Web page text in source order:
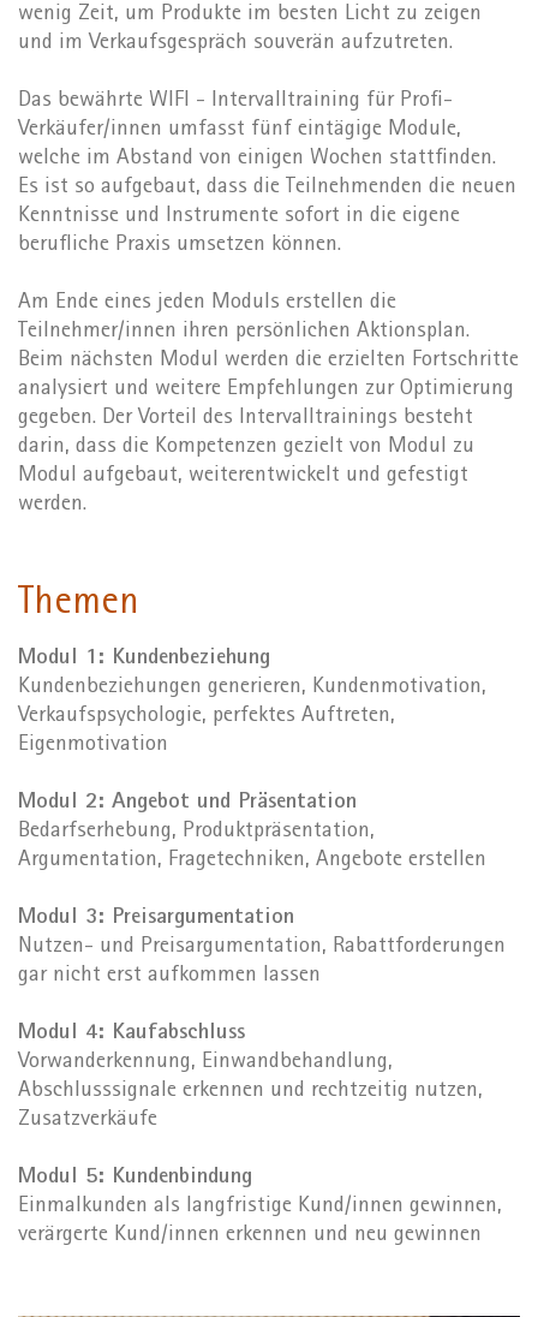
wenig Zeit, um Produkte im besten Licht zu zeigen
und im Verkaufsgespräch souverän aufzutreten.
Das bewährte WIFI - Intervalltraining für Profi-
Verkäufer/innen umfasst fünf eintägige Module,
welche im Abstand von einigen Wochen stattfinden.
Es ist so aufgebaut, dass die Teilnehmenden die neuen
Kenntnisse und Instrumente sofort in die eigene
berufliche Praxis umsetzen können.
Am Ende eines jeden Moduls erstellen die
Teilnehmer/innen ihren persönlichen Aktionsplan.
Beim nächsten Modul werden die erzielten Fortschritte
analysiert und weitere Empfehlungen zur Optimierung
gegeben. Der Vorteil des Intervalltrainings besteht
darin, dass die Kompetenzen gezielt von Modul zu
Modul aufgebaut, weiterentwickelt und gefestigt
werden.
Themen
Modul 1: Kundenbeziehung
Kundenbeziehungen generieren, Kundenmotivation,
Verkaufspsychologie, perfektes Auftreten,
Eigenmotivation
Modul 2: Angebot und Präsentation
Bedarfserhebung, Produktpräsentation,
Argumentation, Fragetechniken, Angebote erstellen
Modul 3: Preisargumentation
Nutzen- und Preisargumentation, Rabattforderungen
gar nicht erst aufkommen lassen
Modul 4: Kaufabschluss
Vorwanderkennung, Einwandbehandlung,
Abschlusssignale erkennen und rechtzeitig nutzen,
Zusatzverkäufe
Modul 5: Kundenbindung
Einmalkunden als langfristige Kund/innen gewinnen,
verärgerte Kund/innen erkennen und neu gewinnen